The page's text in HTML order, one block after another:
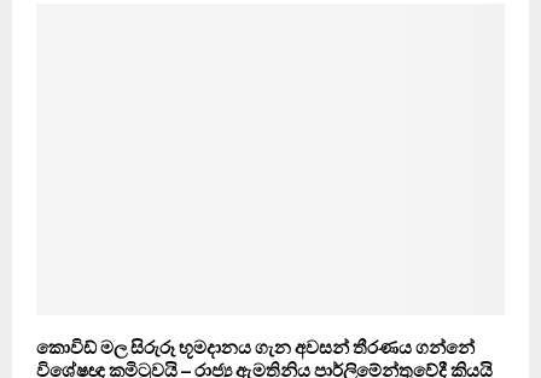
කොවිඩ් මල සිරුරූ භූමදානය ගැන අවසන් තීරණය ගන්නේ
විශේෂඥ කමිටුවයි – රාජ්‍ය ඇමතිනිය පාර්ලිමේන්තුවේදී කියයි